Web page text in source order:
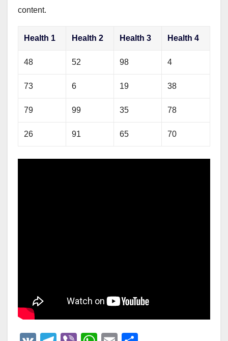
content.
Health 1 Health 2 Health 3 Health 4
48 52 98 4
73 6 19 38
79 99 35 78
26 91 65 70